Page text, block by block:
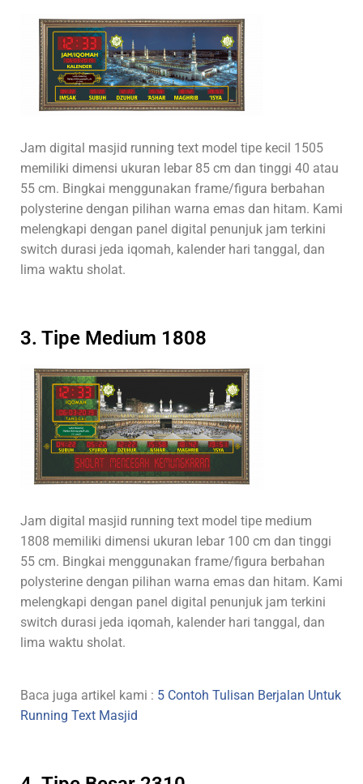
Jam digital masjid running text model tipe kecil 1505
memiliki dimensi ukuran lebar 85 cm dan tinggi 40 atau
55 cm. Bingkai menggunakan frame/figura berbahan
polysterine dengan pilihan warna emas dan hitam. Kami
melengkapi dengan panel digital penunjuk jam terkini
switch durasi jeda iqomah, kalender hari tanggal, dan
lima waktu sholat.
3. Tipe Medium 1808
Jam digital masjid running text model tipe medium
1808 memiliki dimensi ukuran lebar 100 cm dan tinggi
55 cm. Bingkai menggunakan frame/figura berbahan
polysterine dengan pilihan warna emas dan hitam. Kami
melengkapi dengan panel digital penunjuk jam terkini
switch durasi jeda iqomah, kalender hari tanggal, dan
lima waktu sholat.
Baca juga artikel kami : 5 Contoh Tulisan Berjalan Untuk
Running Text Masjid